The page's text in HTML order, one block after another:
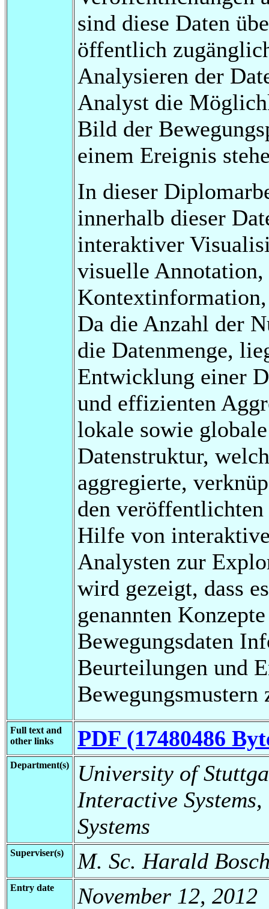
sind diese Daten
öffentlich
Analysieren der
Analyst die
Bild der
einem Ereignis
In dieser
innerhalb dieser
interaktiver
visuelle Annotation,
Da die Anzahl der
die Datenmenge,
Entwicklung einer
und effizienten
lokale sowie
Datenstruktur,
aggregierte,
den
Hilfe von
Analysten zur
wird gezeigt, dass
genannten
Bewegungsdaten
Beurteilungen und
Bewegungsmustern
Full text and
other links
PDF (17480486
Department(s)
University of
Interactive
Systems
Superviser(s) M. Sc. Harald
Entry date November 12, 2012